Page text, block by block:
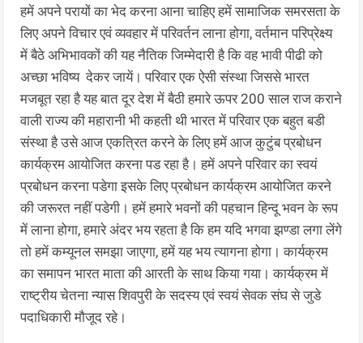
हमें अपने परायों का भेद करना आना चाहिए हमें सामाजिक समरसता के
लिए अपने विचार एवं व्यवहार में परिवर्तन लाना होगा, वर्तमान परिप्रेक्ष्‍य
में बैठे अभिभावकों की यह नैतिक जिम्मेदारी है कि वह भावी पीढी को
अच्छा भविष्‍य देकर जायें। परिवार एक ऐसी संस्था जिससे भारत
मजबूत रहा है यह बात दूर देश में बैठी हमारे ऊपर 200 साल राज कराने
वाली राज्य की महारानी भी कहती थी भारत में परिवार एक बहुत बडी
संस्था है उसे आज एकत्रित करने के लिए हमें आज कुटुंब प्रबोधन
कार्यक्रम आयोजित करना पड रहा है। हमें अपने परिवार का स्वयं
प्रबोधन करना पडेगा इसके लिए प्रबोधन कार्यक्रम आयोजित करने
की जरूरत नहीं पडेगी। हमें हमारे भवनों की पहचान हिन्दू भवन के रूप
में लाना होगा, हमारे अंदर भय रहता है कि हम यदि भगवा झण्डा लगा लेंगे
तो हमें कम्यूनल समझा जाएगा, हमें यह भय त्यागना होगा। कार्यक्रम
का समापन भारत माता की आरती के साथ किया गया। कार्यक्रम में
राष्ट्रीय चेतना न्यास शिवपुरी के सदस्य एवं स्वयं सेवक संघ से जुडे
पदाधिकारी मौजूद रहे।